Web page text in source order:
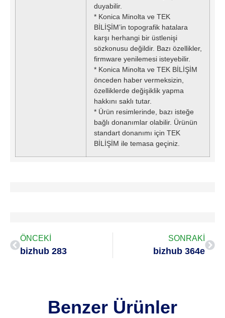
duyabilir.
* Konica Minolta ve TEK
BİLİŞİM’in topografik hatalara
karşı herhangi bir üstlenişi
sözkonusu değildir. Bazı özellikler,
firmware yenilemesi isteyebilir.
* Konica Minolta ve TEK BİLİŞİM
önceden haber vermeksizin,
özelliklerde değişiklik yapma
hakkını saklı tutar.
* Ürün resimlerinde, bazı isteğe
bağlı donanımlar olabilir. Ürünün
standart donanımı için TEK
BİLİŞİM ile temasa geçiniz.
ÖNCEKİ
bizhub 283
SONRAKİ
bizhub 364e
Benzer Ürünler